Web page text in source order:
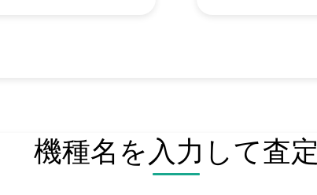
機種名を入力して査定